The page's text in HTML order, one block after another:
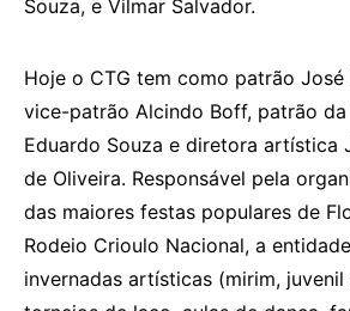
Souza, e Vilmar Salvador.
Hoje o CTG tem como patrão José
vice-patrão Alcindo Boff, patrão da
Eduardo Souza e diretora artística
de Oliveira. Responsável pela
das maiores festas populares de
Rodeio Crioulo Nacional, a
invernadas artísticas (mirim, juvenil